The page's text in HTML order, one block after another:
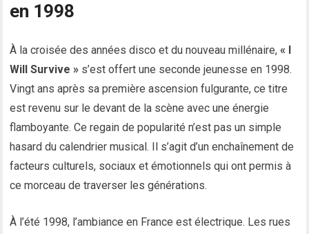
en 1998
À la croisée des années disco et du nouveau millénaire,« I
Will Survive » s’est offert une seconde jeunesse en 1998.
Vingt ans après sa première ascension fulgurante, ce titre
est revenu sur le devant de la scène avec une énergie
flamboyante. Ce regain de popularité n’est pas un simple
hasard du calendrier musical. Il s’agit d’un enchaînement de
facteurs culturels, sociaux et émotionnels qui ont permis à
ce morceau de traverser les générations.
À l’été 1998, l’ambiance en France est électrique. Les rues